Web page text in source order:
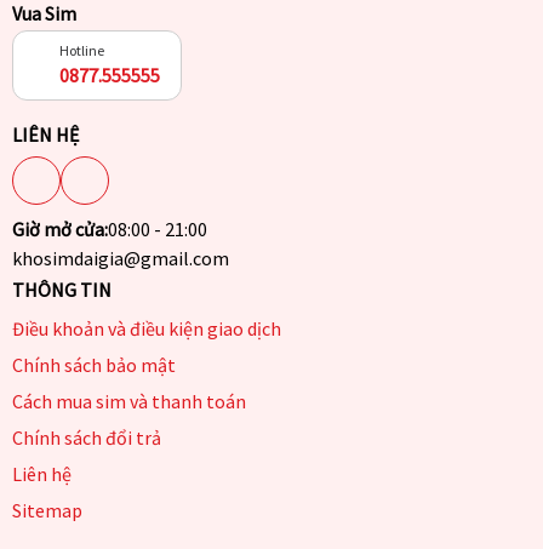
Vua Sim
Hotline
0877.555555
LIÊN HỆ
Giờ mở cửa:08:00 - 21:00
khosimdaigia@gmail.com
THÔNG TIN
Điều khoản và điều kiện giao dịch
Chính sách bảo mật
Cách mua sim và thanh toán
Chính sách đổi trả
Liên hệ
Sitemap